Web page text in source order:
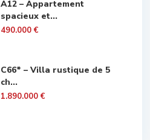
A12 – Appartement
spacieux et...
490.000 €
C66* – Villa rustique de 5
ch...
1.890.000 €